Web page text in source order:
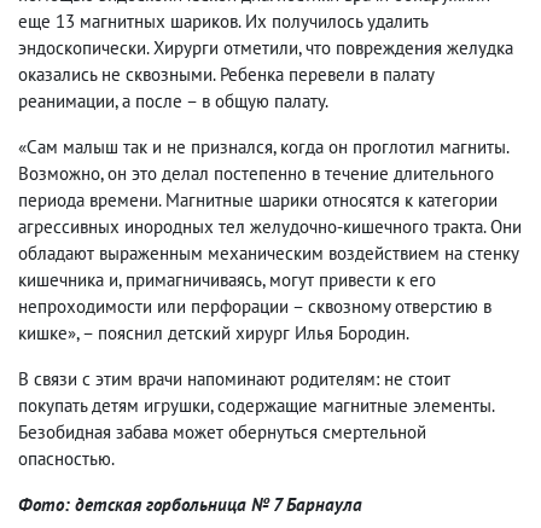
еще 13 магнитных шариков. Их получилось удалить
эндоскопически. Хирурги отметили, что повреждения желудка
оказались не сквозными. Ребенка перевели в палату
реанимации, а после – в общую палату.
«Сам малыш так и не признался, когда он проглотил магниты.
Возможно, он это делал постепенно в течение длительного
периода времени. Магнитные шарики относятся к категории
агрессивных инородных тел желудочно-кишечного тракта. Они
обладают выраженным механическим воздействием на стенку
кишечника и, примагничиваясь, могут привести к его
непроходимости или перфорации – сквозному отверстию в
кишке», – пояснил детский хирург Илья Бородин.
В связи с этим врачи напоминают родителям: не стоит
покупать детям игрушки, содержащие магнитные элементы.
Безобидная забава может обернуться смертельной
опасностью.
Фото: детская горбольница № 7 Барнаула